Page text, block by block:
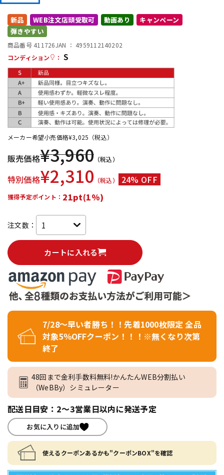
配信/ライブ機器
中古 ヴィンテージ
新品 WEB注文店頭受取可 動画あり
キャンペーン
弾きやすい
商品番号 411726JAN ： 4959112140202
コンディション
： S
メーカー希望小売価格¥3,025 （税込）
販売価格¥3,960 （税込）
特別価格¥2,310 （税込） 24% OFF
獲得予定ポイント： 21pt(1%)
注文数：
カートに入れる
7/28～早い者勝ち！！先着1000枚限定 全品
対象5％OFFクーポン！！！※無くなり次第
終了
48回まで金利手数料無料!かんたんWEB分割払い
（WeBBy）シミュレーター
配送日目安：2～3営業日以内に発送予定
お気に入りに追加
使えるクーポンあるかも"クーポンBOX"を確認